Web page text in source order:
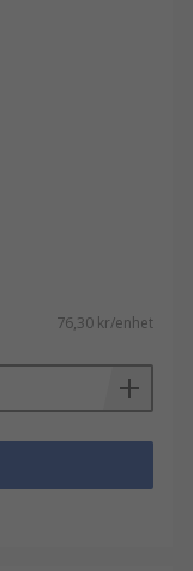
76,30 kr/enhet